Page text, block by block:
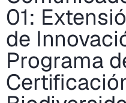
01:
de
Programa